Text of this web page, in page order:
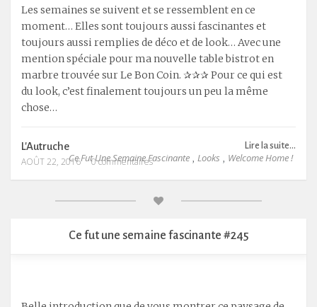
Les semaines se suivent et se ressemblent en ce
moment… Elles sont toujours aussi fascinantes et
toujours aussi remplies de déco et de look… Avec une
mention spéciale pour ma nouvelle table bistrot en
marbre trouvée sur Le Bon Coin. ✰✰✰ Pour ce qui est
du look, c’est finalement toujours un peu la même
chose…
Lire la suite...
Ce Fut Une Semaine Fascinante Looks Welcome Home !
L'Autruche
AOÛT 22, 2016
0 commentaires
Ce fut une semaine fascinante #245